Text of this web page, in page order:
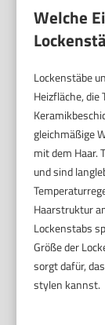
Welche
Lockenstäbe
Heizfläche, die
gleichmäßige
mit dem Haar.
und sind
Haarstruktur
Lockenstabs
Größe der
sorgt dafür,
stylen kannst.